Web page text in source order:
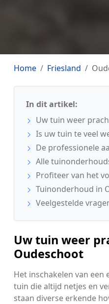
Home Friesland
In dit artikel:
Uw tuin weer
Is uw tuin te veel
De professionele
Alle
Profiteer van het
Tuinonderhoud in
Veelgestelde
Uw tuin weer
Oudeschoot
Het inschakelen van
tuin die altijd netjes en
staan diverse erkende